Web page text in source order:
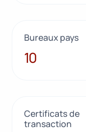
Bureaux pays
10
10
Certificats de
transaction